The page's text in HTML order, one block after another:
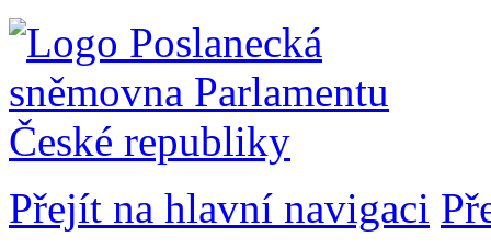
Přejít na hlavní navigaci